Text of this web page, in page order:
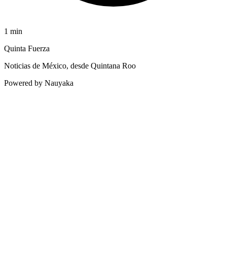
1 min
Quinta Fuerza
Noticias de México, desde Quintana Roo
Powered by Nauyaka